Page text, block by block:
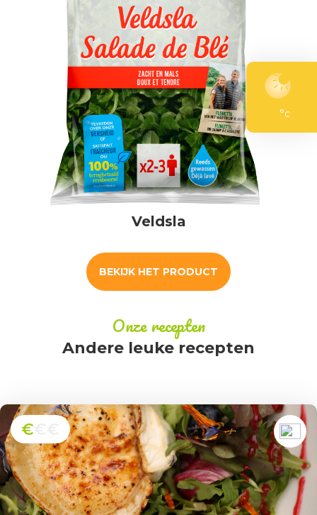
°c
Veldsla
BEKIJK HET PRODUCT
Onze recepten
Andere leuke recepten
€